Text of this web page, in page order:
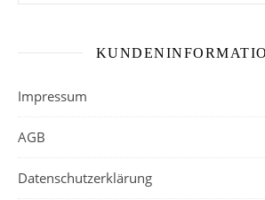
Impressum
AGB
Datenschutzerklärung